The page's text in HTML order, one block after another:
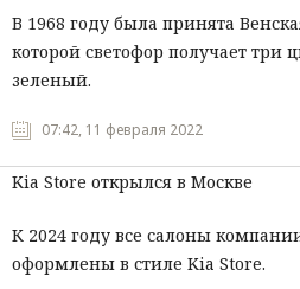
В 1968 году была принята
которой светофор получает три
зеленый.
07:42, 11 февраля 2022
Kia Store открылся в Москве
К 2024 году все салоны
оформлены в стиле Kia Store.